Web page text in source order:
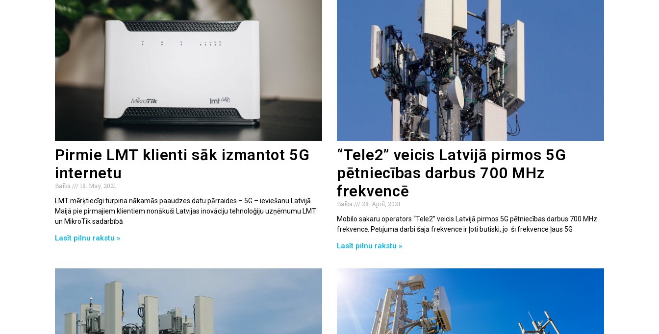
Pirmie LMT klienti sāk izmantot 5G
internetu
Baiba
18. May, 2021
LMT mērķtiecīgi turpina nākamās paaudzes datu pārraides – 5G – ieviešanu Latvijā.
Maijā pie pirmajiem klientiem nonākuši Latvijas inovāciju tehnoloģiju uzņēmumu LMT
un MikroTik sadarbībā
Lasīt pilnu rakstu »
“Tele2” veicis Latvijā pirmos 5G
pētniecības darbus 700 MHz
frekvencē
Baiba
28. April, 2021
Mobilo sakaru operators “Tele2” veicis Latvijā pirmos 5G pētniecības darbus 700 MHz
frekvencē. Pētījuma darbi šajā frekvencē ir ļoti būtiski, jo šī frekvence ļaus 5G
Lasīt pilnu rakstu »